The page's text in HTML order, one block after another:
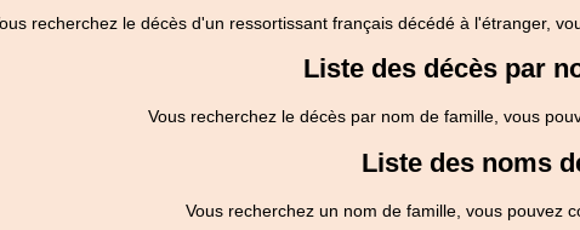
recherchez le décès d'un ressortissant français décédé à l'étranger,
Liste des décès par
Vous recherchez le décès par nom de famille, vous
Liste des noms
Vous recherchez un nom de famille, vous pouvez